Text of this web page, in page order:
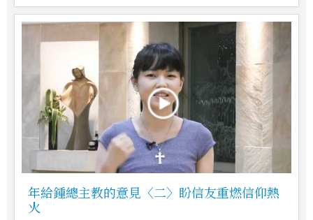
年給鍾總主教的意見〈二〉盼信友重燃信仰熱
火